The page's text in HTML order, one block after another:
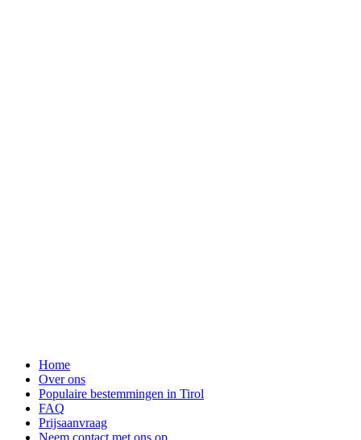
Home
Over ons
Populaire bestemmingen in Tirol
FAQ
Prijsaanvraag
Neem contact met ons op